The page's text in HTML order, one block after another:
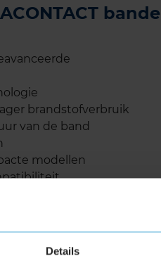
Details
brandstofverbruik
van de band
modellen